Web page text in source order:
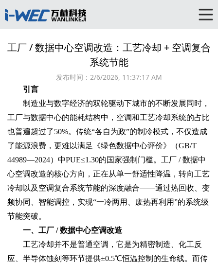
工厂 / 数据中心空调改造：工艺冷却 + 空调复合
系统节能‌
发布时间： 2/6/2026, 11:37:17 AM
引言‌
制造业与数字经济的双轮驱动下城市的不断发展同时，
工厂与数据中心的能耗结构中，空调和工艺冷却系统的占比
也普遍超过了50%。传统“各自为政”的制冷模式，不仅造成
了能源浪费，更难以满足《绿色数据中心评价》（GB/T
44989—2024）中PUE≤1.30的国家强制门槛。‌工厂 / 数据中
心空调改造‌的核心方向，正在从单一舒适性降温，转向‌工艺
冷却‌以及空调复合系统节能‌的深度融合——通过热回收、变
频协同、智能调控，实现“一冷两用、废热再利用”的系统级
节能突破。
一、工厂 / 数据中心空调改造‌
工艺冷却‌并不是普通空调，它是为精密制造、化工反
应、半导体蚀刻等环节提供±0.5℃恒温控制的生命线。而传